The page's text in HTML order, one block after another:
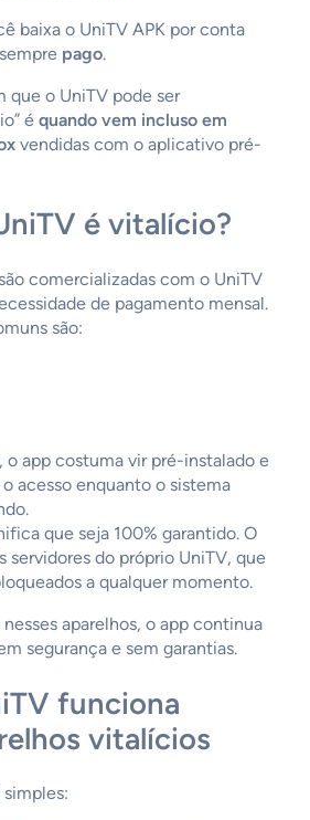
baixa o UniTV APK por conta
pago.
que o UniTV pode ser
é quando vem incluso em
vendidas com o aplicativo pré-
é vitalício?
comercializadas com o UniTV
de pagamento mensal.
são:
o app costuma vir pré-instalado e
acesso enquanto o sistema
que seja 100% garantido. O
servidores do próprio UniTV, que
a qualquer momento.
aparelhos, o app continua
segurança e sem garantias.
funciona
vitalícios